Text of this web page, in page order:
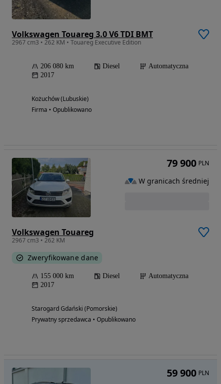
Volkswagen Touareg 3.0 V6 TDI BMT
2967 cm3 • 262 KM • Touareg Executive Edition
206 080 km Diesel
Automatyczna
2017
Kożuchów (Lubuskie)
Firma • Opublikowano
Volkswagen Touareg
2967 cm3 • 262 KM
Zweryfikowane dane
155 000 km Diesel
Automatyczna
2017
Starogard Gdański (Pomorskie)
Prywatny sprzedawca • Opublikowano
79 900 PLN
W granicach średniej
59 900 PLN